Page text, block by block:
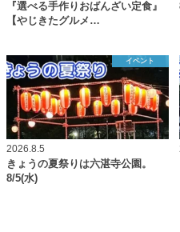
『選べる手作りおばんざい定食』
【やじきたグルメ…
イベント
2026.8.5
きょうの夏祭りは六湛寺公園。
8/5(水)